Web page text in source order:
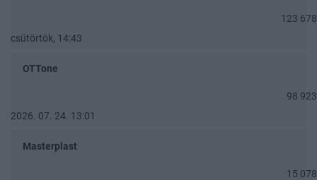
123 678
csütörtök, 14:43
OTTone
98 923
2026. 07. 24. 13:01
Masterplast
15 078